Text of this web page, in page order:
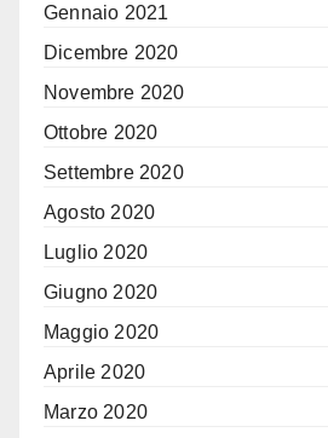
Gennaio 2021
Dicembre 2020
Novembre 2020
Ottobre 2020
Settembre 2020
Agosto 2020
Luglio 2020
Giugno 2020
Maggio 2020
Aprile 2020
Marzo 2020